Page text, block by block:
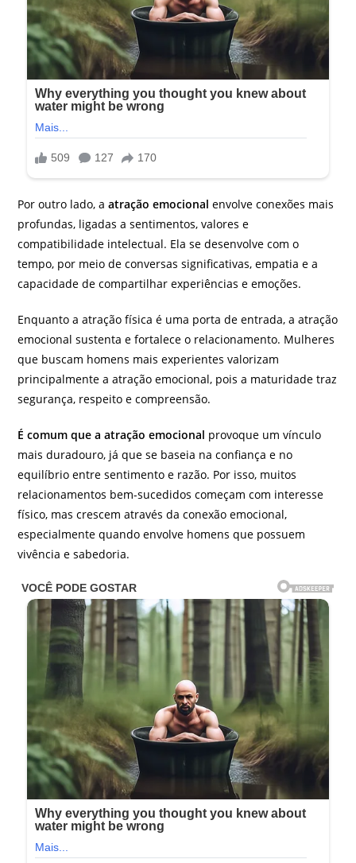
Por outro lado, aatração emocional envolve conexões mais
profundas, ligadas a sentimentos, valores e
compatibilidade intelectual. Ela se desenvolve com o
tempo, por meio de conversas significativas, empatia e a
capacidade de compartilhar experiências e emoções.
Enquanto a atração física é uma porta de entrada, a atração
emocional sustenta e fortalece o relacionamento. Mulheres
que buscam homens mais experientes valorizam
principalmente a atração emocional, pois a maturidade traz
segurança, respeito e compreensão.
É comum que a atração emocional provoque um vínculo
mais duradouro, já que se baseia na confiança e no
equilíbrio entre sentimento e razão. Por isso, muitos
relacionamentos bem-sucedidos começam com interesse
físico, mas crescem através da conexão emocional,
especialmente quando envolve homens que possuem
vivência e sabedoria.